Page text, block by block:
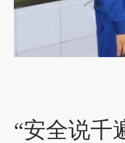
“安全说千